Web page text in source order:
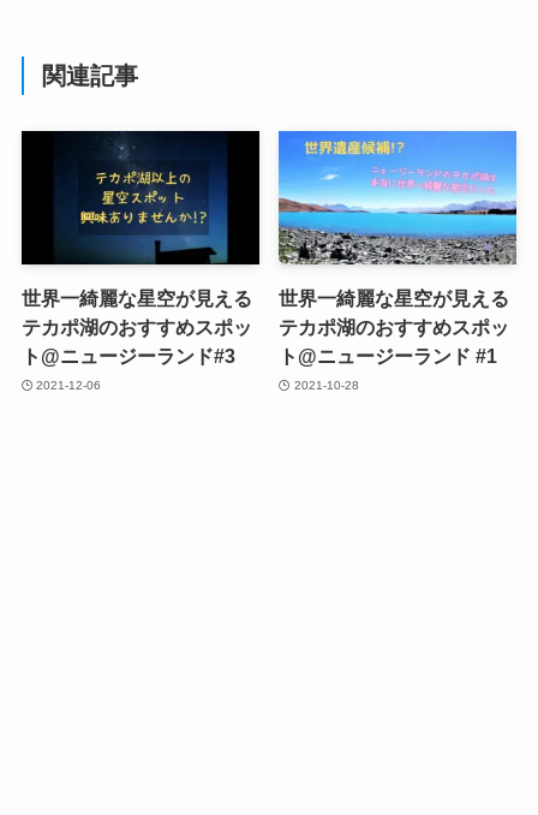
関連記事
世界一綺麗な星空が見える
テカポ湖のおすすめスポッ
ト@ニュージーランド#3
2021-12-06
世界一綺麗な星空が見える
テカポ湖のおすすめスポッ
ト@ニュージーランド #1
2021-10-28